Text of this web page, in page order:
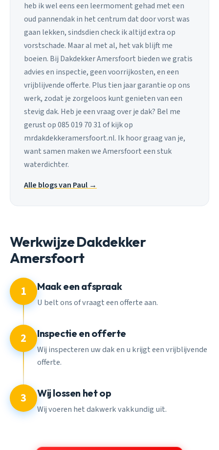
heb ik wel eens een leermoment gehad met een
oud pannendak in het centrum dat door vorst was
gaan lekken, sindsdien check ik altijd extra op
vorstschade. Maar al met al, het vak blijft me
boeien. Bij Dakdekker Amersfoort bieden we gratis
advies en inspectie, geen voorrijkosten, en een
vrijblijvende offerte. Plus tien jaar garantie op ons
werk, zodat je zorgeloos kunt genieten van een
stevig dak. Heb je een vraag over je dak? Bel me
gerust op 085 019 70 31 of kijk op
mrdakdekkeramersfoort.nl. Ik hoor graag van je,
want samen maken we Amersfoort een stuk
waterdichter.
Alle blogs van Paul →
Werkwijze Dakdekker
Amersfoort
1 Maak een afspraak
U belt ons of vraagt een offerte aan.
2 Inspectie en offerte
Wij inspecteren uw dak en u krijgt een vrijblijvende
offerte.
3 Wij lossen het op
Wij voeren het dakwerk vakkundig uit.